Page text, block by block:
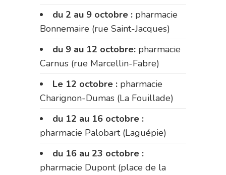
du 2 au 9 octobre : pharmacie
Bonnemaire (rue Saint-Jacques)
du 9 au 12 octobre: pharmacie
Carnus (rue Marcellin-Fabre)
Le 12 octobre : pharmacie
Charignon-Dumas (La Fouillade)
du 12 au 16 octobre :
pharmacie Palobart (Laguépie)
du 16 au 23 octobre :
pharmacie Dupont (place de la